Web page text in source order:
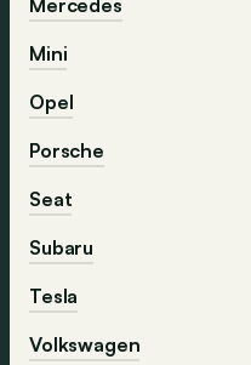
Mini
Opel
Porsche
Seat
Subaru
Tesla
Volkswagen